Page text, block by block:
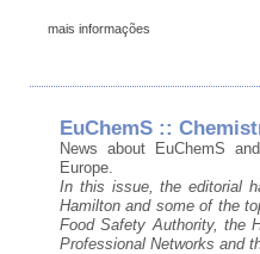
mais informações
EuChemS ::
News about EuChemS
Europe.
In this issue, the editorial
Hamilton and some of the
Food Safety Authority, the
Professional Networks and